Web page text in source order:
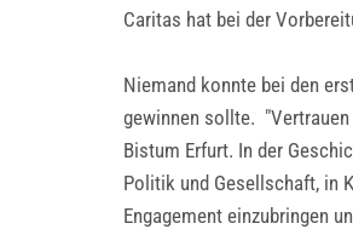
Caritas hat bei der
Niemand konnte bei den
gewinnen sollte.
Bistum Erfurt. In der
Politik und Gesellschaft, in
Engagement einzubringen